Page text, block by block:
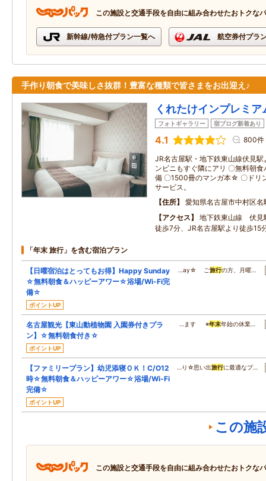
この施設と交通手段を自由に組み合わせたおトクな
新幹線/特急付プラン一覧へ 航空券付プラ
手作り朝食で美味しさ抜群！豊富な種類で皆さまをお出迎え♪
くれたけインプレミ
フォトギャラリー 宿ブログ新着あり
4.1 800件
JR名古屋駅・地下鉄東山線伏見
ンビニもすぐ隣にアリ 〇無料朝
備 〇1500冊のマンガ本☆ 〇ドリ
サービス。
住所
愛知県名古屋市中村区
アクセス
地下鉄東山線 伏見
徒歩7分、JR名古屋駅より徒歩15
「年末 旅行」を含む宿泊プラン
【日曜宿泊はとってもお得】Happy Sunday
☆無料朝食＆ハッピーアワー☆浴場/Wi-Fi完
備☆
ポイントUP
…ay☆ ご旅行の方、月曜…
名古屋観光【東山動植物園 入園券付きプラ
ン】☆無料朝食付き☆
ポイントUP
…ます ※年末年始の休業…
【ファミリープラン】幼児添寝ＯＫ！C/O12
時☆無料朝食＆ハッピーアワー☆浴場/Wi-Fi
完備☆
ポイントUP
…り☆思い出旅行に最適なプ…
この施
この施設と交通手段を自由に組み合わせたおトクな